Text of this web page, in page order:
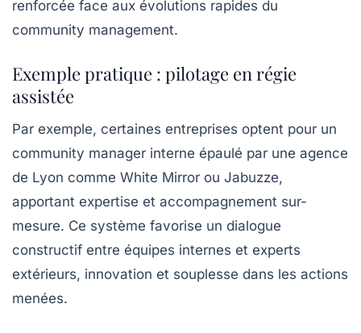
renforcée face aux évolutions rapides du
community management.
Exemple pratique : pilotage en régie
assistée
Par exemple, certaines entreprises optent pour un
community manager interne épaulé par une agence
de Lyon comme White Mirror ou Jabuzze,
apportant expertise et accompagnement sur-
mesure. Ce système favorise un dialogue
constructif entre équipes internes et experts
extérieurs, innovation et souplesse dans les actions
menées.